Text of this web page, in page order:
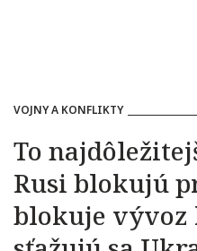
VOJNY A KONFLIKTY
To
Rusi blokujú
blokuje vývoz